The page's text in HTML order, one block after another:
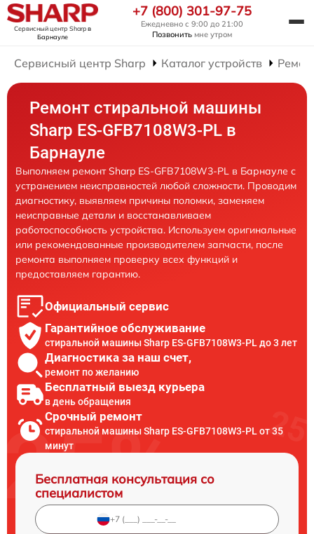
Сервисный центр Sharpв
Барнауле
+7 (800) 301-97-75
Ежедневно с 9:00 до 21:00
Позвонить мне утром
Сервисный центр Sharp Каталог устройств
Ремонт стиральной машины
Sharp ES-GFB7108W3-PL в
Барнауле
Выполняем ремонт Sharp ES-GFB7108W3-PL в Барнауле с
устранением неисправностей любой сложности. Проводим
диагностику, выявляем причины поломки, заменяем
неисправные детали и восстанавливаем
работоспособность устройства. Используем оригинальные
или рекомендованные производителем запчасти, после
ремонта выполняем проверку всех функций и
предоставляем гарантию.
Официальный сервис
Гарантийное обслуживание
стиральной машины Sharp ES-GFB7108W3-PL до 3 лет
Диагностика за наш счет,
ремонт по желанию
Бесплатный выезд курьера
в день обращения
Срочный ремонт
стиральной машины Sharp ES-GFB7108W3-PL от 35
минут
Бесплатная консультация со
специалистом